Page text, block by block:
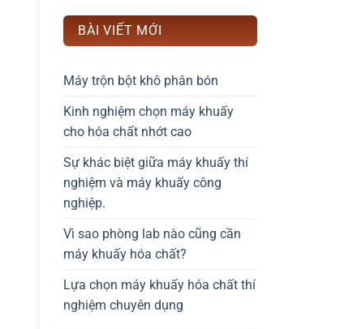
BÀI VIẾT MỚI
Máy trộn bột khô phân bón
Kinh nghiệm chọn máy khuấy
cho hóa chất nhớt cao
Sự khác biệt giữa máy khuấy thí
nghiệm và máy khuấy công
nghiệp.
Vì sao phòng lab nào cũng cần
máy khuấy hóa chất?
Lựa chọn máy khuấy hóa chất thí
nghiệm chuyên dụng